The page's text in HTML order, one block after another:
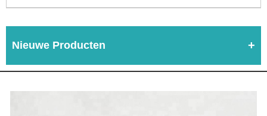
Nieuwe Producten